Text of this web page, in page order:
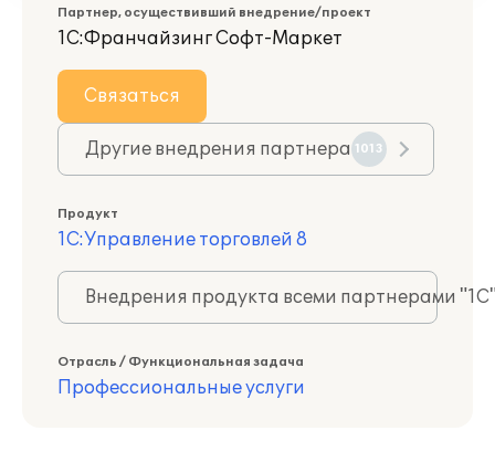
Партнер, осуществивший внедрение/проект
1С:Франчайзинг Софт-Маркет
Связаться
Другие внедрения партнера 1013
Продукт
1С:Управление торговлей 8
Внедрения продукта всеми партнерами
Отрасль / Функциональная задача
Профессиональные услуги